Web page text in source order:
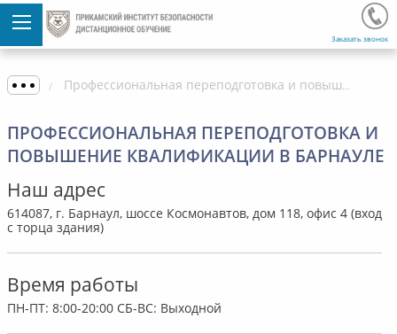
Заказать звонок
Профессиональная переподготовка и повышение квалификации в Барнауле
ПРОФЕССИОНАЛЬНАЯ ПЕРЕПОДГОТОВКА И
ПОВЫШЕНИЕ КВАЛИФИКАЦИИ В БАРНАУЛЕ
Наш адрес
614087, г. Барнаул, шоссе Космонавтов, дом 118, офис 4 (вход
с торца здания)
Время работы
ПН-ПТ: 8:00-20:00 СБ-ВС: Выходной